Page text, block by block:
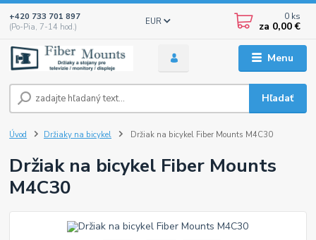
Menu
EUR
Hľadať
+420 733 701 897
(Po-Pia, 7-14 hod.)
0 ks
za 0,00 €
Úvod Držiaky na bicykel Držiak na bicykel Fiber Mounts M4C30
Držiak na bicykel Fiber Mounts
M4C30